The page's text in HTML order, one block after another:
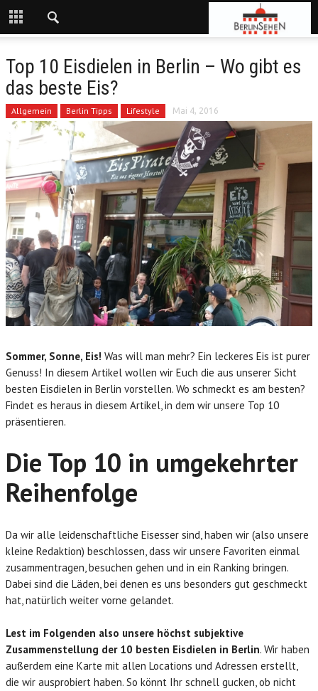
Top 10 Eisdielen in Berlin – Wo gibt es
das beste Eis?
Allgemein Berlin Tipps Lifestyle Mai 4, 2016
Sommer, Sonne, Eis! Was will man mehr? Ein leckeres Eis ist purer
Genuss! In diesem Artikel wollen wir Euch die aus unserer Sicht
besten Eisdielen in Berlin vorstellen. Wo schmeckt es am besten?
Findet es heraus in diesem Artikel, in dem wir unsere Top 10
präsentieren.
Die Top 10 in umgekehrter
Reihenfolge
Da wir alle leidenschaftliche Eisesser sind, haben wir (also unsere
kleine Redaktion) beschlossen, dass wir unsere Favoriten einmal
zusammentragen, besuchen gehen und in ein Ranking bringen.
Dabei sind die Läden, bei denen es uns besonders gut geschmeckt
hat, natürlich weiter vorne gelandet.
Lest im Folgenden also unsere höchst subjektive
Zusammenstellung der 10 besten Eisdielen in Berlin. Wir haben
außerdem eine Karte mit allen Locations und Adressen erstellt,
die wir ausprobiert haben. So könnt Ihr schnell gucken, ob nicht